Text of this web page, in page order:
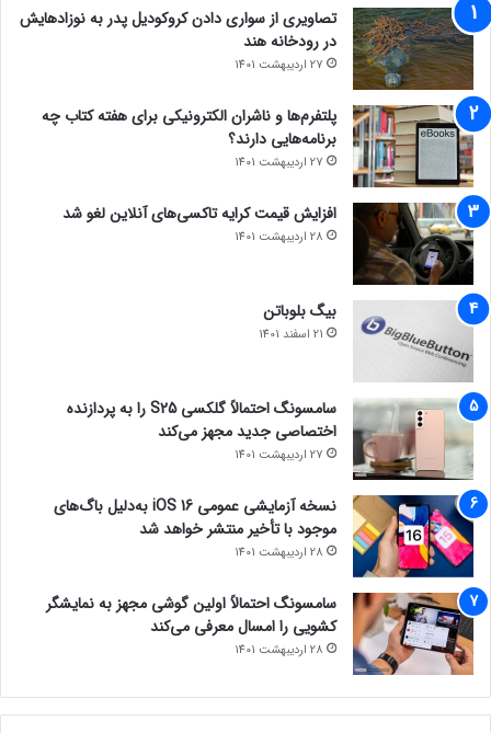
تصاویری از سواری دادن کروکودیل پدر به نوزادهایش
در رودخانه هند
27 اردیبهشت 1401
پلتفرم‌ها و ناشران الکترونیکی برای هفته کتاب چه
برنامه‌هایی دارند؟
27 اردیبهشت 1401
افزایش قیمت کرایه تاکسی‌های آنلاین لغو شد
28 اردیبهشت 1401
بیگ بلوباتن
21 اسفند 1401
سامسونگ احتمالاً گلکسی S25 را به پردازنده
اختصاصی جدید مجهز می‌کند
27 اردیبهشت 1401
نسخه آزمایشی عمومی iOS 16 به‌دلیل باگ‌های
موجود با تأخیر منتشر خواهد شد
28 اردیبهشت 1401
سامسونگ احتمالاً اولین گوشی مجهز به نمایشگر
کشویی را امسال معرفی می‌کند
28 اردیبهشت 1401